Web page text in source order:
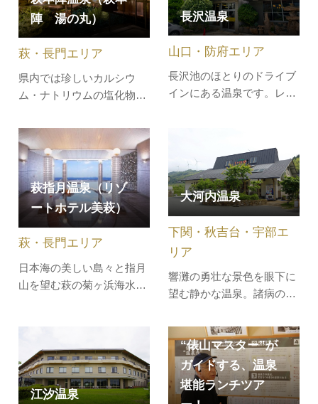
バーベキューガーデンなど
も備わる大型リゾートスポ
ットとなっており、魅力が
す。 人気萩焼作家 金子司
さんによる可愛らしいティ
ーセットに、お好…
陣 湯の丸）
県内では珍しいカルシウ
ム・ナトリウムの塩化物温
近くにあります。情緒溢れ
る萩の城下町が再現された
湯屋街「湯の丸」では地下
２千ｍの深層から湧き出し
た、２万年の眠りから覚め
た神秘の湯を男女各７種類
には開放的…
萩・長門エリア
長沢温泉
長沢池のほとりのドライブ
インにある温泉です。レス
山口・防府エリア
萩指月温泉（リゾ
ートホテル美萩）
日本海の美しい島々と指月
山を望む萩の菊ヶ浜海水浴
質：カルシウム・ナトリウ
ム 塩化物温泉■効能：神経
痛、筋肉痛、関節痛、五十
萩・長門エリア
大河内温泉
響灘の勇壮な景色を眼下に
望む静かな温泉。諸病の効
下関・秋吉台・宇部エ
リア
江汐温泉
“俵山マスター”が
ガイドする、温泉
堪能ランチツア